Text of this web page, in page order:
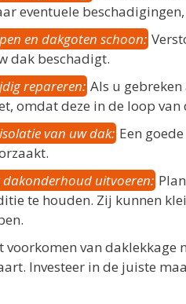
eventuele
en dakgoten schoon:
dak beschadigt.
repareren: Als u
omdat deze in de loop
van uw dak: Een
uitvoeren:
te houden. Zij kunnen
voorkomen van
Investeer in de juiste